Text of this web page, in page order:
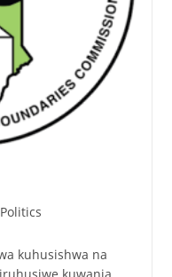
Politics
kuhusishwa na